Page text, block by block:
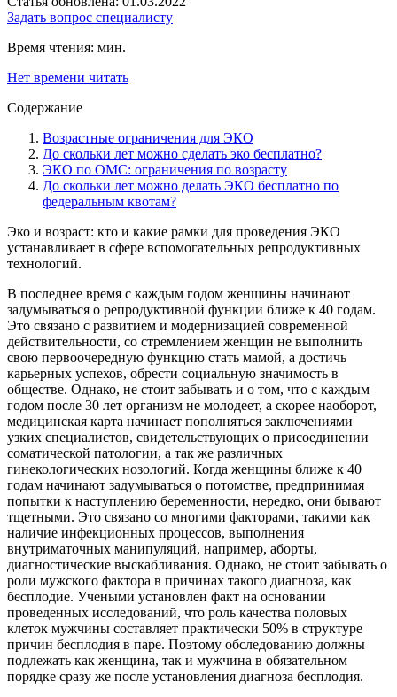
Задать вопрос специалисту
Время чтения: мин.
Нет времени читать
Содержание
Возрастные ограничения для ЭКО
До скольки лет можно сделать эко бесплатно?
ЭКО по ОМС: ограничения по возрасту
До скольки лет можно делать ЭКО бесплатно по
федеральным квотам?
Эко и возраст: кто и какие рамки для проведения ЭКО
устанавливает в сфере вспомогательных репродуктивных
технологий.
В последнее время с каждым годом женщины начинают
задумываться о репродуктивной функции ближе к 40 годам.
Это связано с развитием и модернизацией современной
действительности, со стремлением женщин не выполнить
свою первоочередную функцию стать мамой, а достичь
карьерных успехов, обрести социальную значимость в
обществе. Однако, не стоит забывать и о том, что с каждым
годом после 30 лет организм не молодеет, а скорее наоборот,
медицинская карта начинает пополняться заключениями
узких специалистов, свидетельствующих о присоединении
соматической патологии, а так же различных
гинекологических нозологий. Когда женщины ближе к 40
годам начинают задумываться о потомстве, предпринимая
попытки к наступлению беременности, нередко, они бывают
тщетными. Это связано со многими факторами, такими как
наличие инфекционных процессов, выполнения
внутриматочных манипуляций, например, аборты,
диагностические выскабливания. Однако, не стоит забывать о
роли мужского фактора в причинах такого диагноза, как
бесплодие. Учеными установлен факт на основании
проведенных исследований, что роль качества половых
клеток мужчины составляет практически 50% в структуре
причин бесплодия в паре. Поэтому обследованию должны
подлежать как женщина, так и мужчина в обязательном
порядке сразу же после установления диагноза бесплодия.